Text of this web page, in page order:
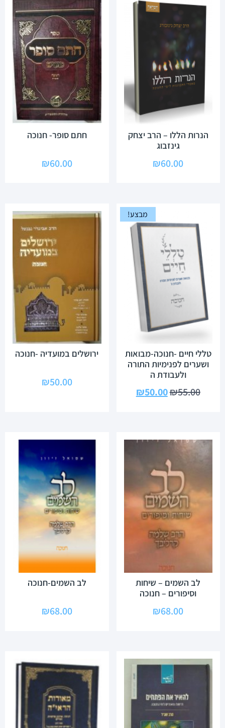
הנרות הללו – הרב יצחק
גינזבוג
₪60.00
חתם סופר- חנוכה
₪60.00
מבצע!
טללי חיים -חנוכה-מבואות
ושערים לפנימיות התורה
ולעבודת ה
₪55.00
₪50.00
ירושלים במועדיה -חנוכה
₪50.00
לב השמים – שיחות
וסיפורים – חנוכה
₪68.00
לב השמים-חנוכה
₪68.00